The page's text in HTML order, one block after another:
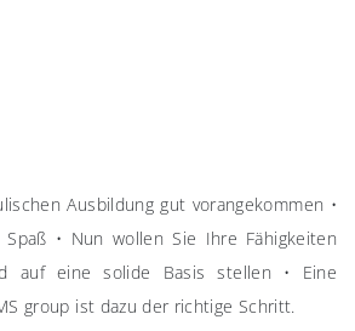
Ausbildung gut vorangekommen •
• Nun wollen Sie Ihre Fähigkeiten
auf eine solide Basis stellen • Eine
group ist dazu der richtige Schritt.